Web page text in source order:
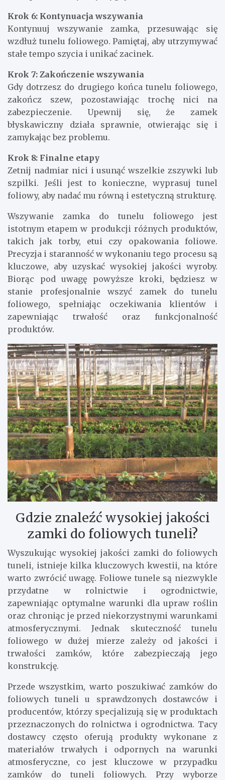
Krok 6: Kontynuacja wszywania
Kontynuuj wszywanie zamka, przesuwając się
wzdłuż tunelu foliowego. Pamiętaj, aby utrzymywać
stałe tempo szycia i unikać zacinek.
Krok 7: Zakończenie wszywania
Gdy dotrzesz do drugiego końca tunelu foliowego,
zakończ szew, pozostawiając trochę nici na
zabezpieczenie. Upewnij się, że zamek
błyskawiczny działa sprawnie, otwierając się i
zamykając bez problemu.
Krok 8: Finalne etapy
Zetnij nadmiar nici i usunąć wszelkie zszywki lub
szpilki. Jeśli jest to konieczne, wyprasuj tunel
foliowy, aby nadać mu równą i estetyczną strukturę.
Wszywanie zamka do tunelu foliowego jest
istotnym etapem w produkcji różnych produktów,
takich jak torby, etui czy opakowania foliowe.
Precyzja i staranność w wykonaniu tego procesu są
kluczowe, aby uzyskać wysokiej jakości wyroby.
Biorąc pod uwagę powyższe kroki, będziesz w
stanie profesjonalnie wszyć zamek do tunelu
foliowego, spełniając oczekiwania klientów i
zapewniając trwałość oraz funkcjonalność
produktów.
Gdzie znaleźć wysokiej jakości
zamki do foliowych tuneli?
Wyszukując wysokiej jakości zamki do foliowych
tuneli, istnieje kilka kluczowych kwestii, na które
warto zwrócić uwagę. Foliowe tunele są niezwykle
przydatne w rolnictwie i ogrodnictwie,
zapewniając optymalne warunki dla upraw roślin
oraz chroniąc je przed niekorzystnymi warunkami
atmosferycznymi. Jednak skuteczność tunelu
foliowego w dużej mierze zależy od jakości i
trwałości zamków, które zabezpieczają jego
konstrukcję.
Przede wszystkim, warto poszukiwać zamków do
foliowych tuneli u sprawdzonych dostawców i
producentów, którzy specjalizują się w produktach
przeznaczonych do rolnictwa i ogrodnictwa. Tacy
dostawcy często oferują produkty wykonane z
materiałów trwałych i odpornych na warunki
atmosferyczne, co jest kluczowe w przypadku
zamków do tuneli foliowych. Przy wyborze